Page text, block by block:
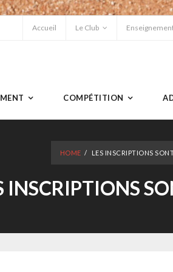
Accueil Le Club
COMPÉTITION
HOME / LES INSCRIPTIONS
INSCRIPTIONS